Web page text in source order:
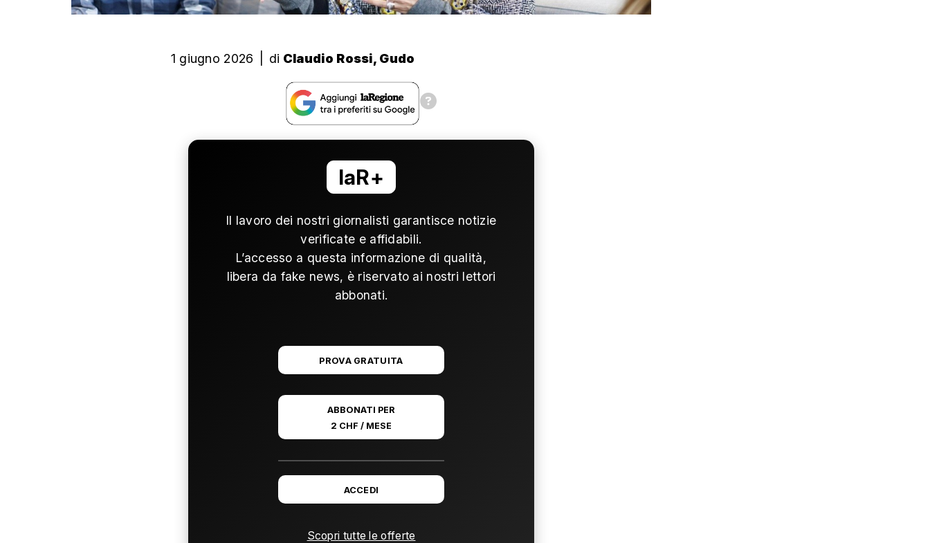
1 giugno 2026 di Claudio Rossi, Gudo
laR+
Il lavoro dei nostri giornalisti garantisce notizie
verificate e affidabili.
L’accesso a questa informazione di qualità,
libera da fake news, è riservato ai nostri lettori
abbonati.
PROVA GRATUITA
ABBONATI PER
2 CHF / MESE
ACCEDI
Scopri tutte le offerte